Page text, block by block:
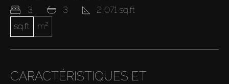
3
3
2,071 sq.ft
sq.ft
m²
CARACTÉRISTIQUES ET